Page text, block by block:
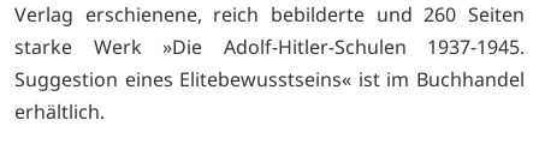
Verlag erschienene, reich bebilderte und 260 Seiten
starke Werk »Die Adolf-Hitler-Schulen 1937-1945.
Suggestion eines Elitebewusstseins« ist im Buchhandel
erhältlich.